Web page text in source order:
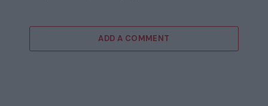
ADD A COMMENT